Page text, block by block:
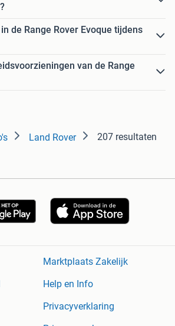
de Range Rover Evoque tijdens
van de Range
Land Rover 207 resultaten
Marktplaats Zakelijk
Help en Info
Privacyverklaring